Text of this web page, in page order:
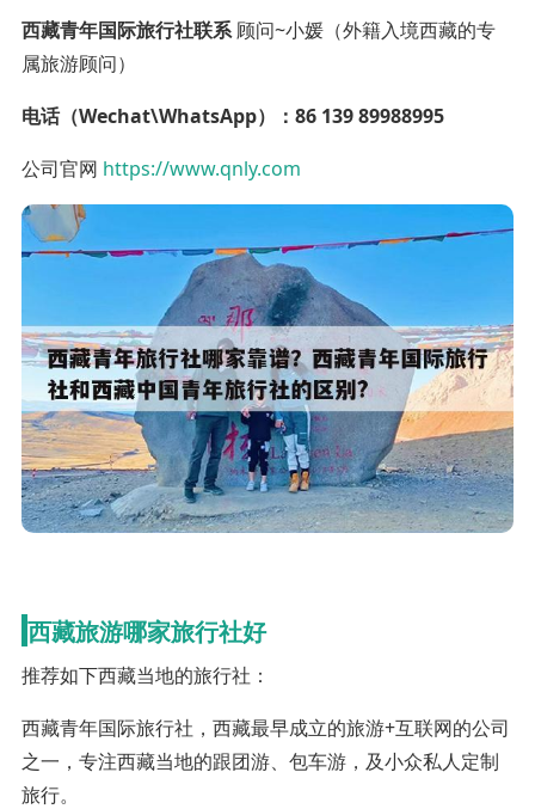
西藏青年国际旅行社联系顾问~小媛（外籍入境西藏的专
属旅游顾问）
电话（Wechat\WhatsApp）：86 139 89988995
公司官网 https://www.qnly.com
西藏旅游哪家旅行社好
推荐如下西藏当地的旅行社：
西藏青年国际旅行社，西藏最早成立的旅游+互联网的公司
之一，专注西藏当地的跟团游、包车游，及小众私人定制
旅行。